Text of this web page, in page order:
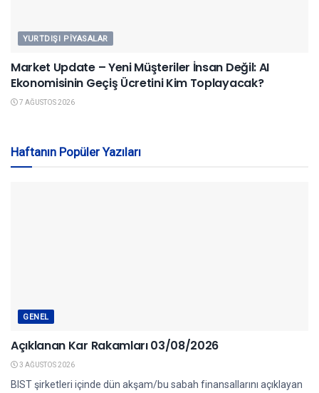
YURTDIŞI PIYASALAR
Market Update – Yeni Müşteriler İnsan Değil: AI
Ekonomisinin Geçiş Ücretini Kim Toplayacak?
7 AĞUSTOS 2026
Haftanın Popüler Yazıları
GENEL
Açıklanan Kar Rakamları 03/08/2026
3 AĞUSTOS 2026
BIST şirketleri içinde dün akşam/bu sabah finansallarını açıklayan